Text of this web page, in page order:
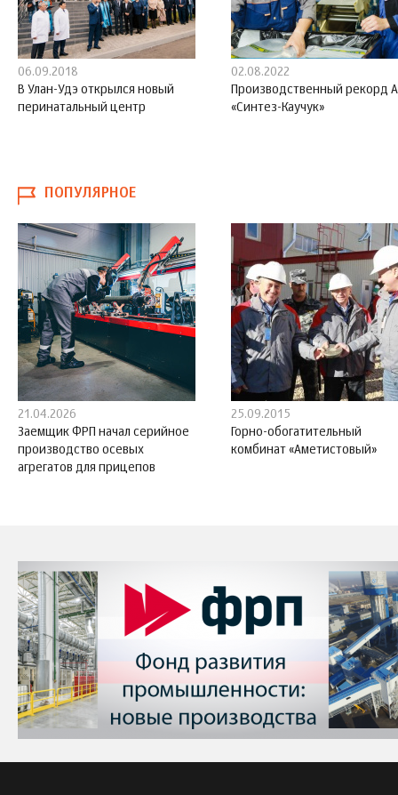
06.09.2018
В Улан-Удэ открылся новый
перинатальный центр
02.08.2022
Производственный рекорд
«Синтез-Каучук»
ПОПУЛЯРНОЕ
21.04.2026
Заемщик ФРП начал серийное
производство осевых
агрегатов для прицепов
25.09.2015
Горно-обогатительный
комбинат «Аметистовый»